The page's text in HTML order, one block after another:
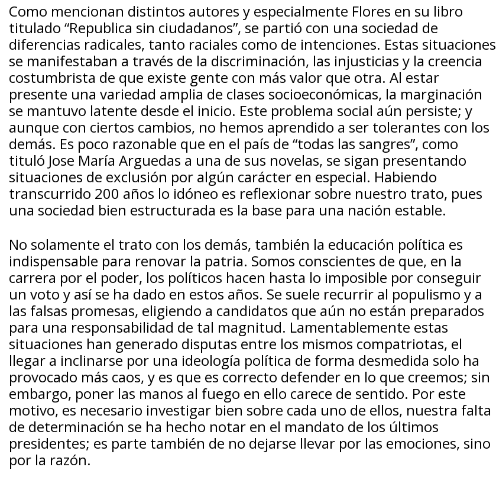
Como mencionan distintos autores y especialmente Flores en su libro
titulado “Republica sin ciudadanos”, se partió con una sociedad de
diferencias radicales, tanto raciales como de intenciones. Estas situaciones
se manifestaban a través de la discriminación, las injusticias y la creencia
costumbrista de que existe gente con más valor que otra. Al estar
presente una variedad amplia de clases socioeconómicas, la marginación
se mantuvo latente desde el inicio. Este problema social aún persiste; y
aunque con ciertos cambios, no hemos aprendido a ser tolerantes con los
demás. Es poco razonable que en el país de “todas las sangres”, como
tituló Jose María Arguedas a una de sus novelas, se sigan presentando
situaciones de exclusión por algún carácter en especial. Habiendo
transcurrido 200 años lo idóneo es reflexionar sobre nuestro trato, pues
una sociedad bien estructurada es la base para una nación estable.
No solamente el trato con los demás, también la educación política es
indispensable para renovar la patria. Somos conscientes de que, en la
carrera por el poder, los políticos hacen hasta lo imposible por conseguir
un voto y así se ha dado en estos años. Se suele recurrir al populismo y a
las falsas promesas, eligiendo a candidatos que aún no están preparados
para una responsabilidad de tal magnitud. Lamentablemente estas
situaciones han generado disputas entre los mismos compatriotas, el
llegar a inclinarse por una ideología política de forma desmedida solo ha
provocado más caos, y es que es correcto defender en lo que creemos; sin
embargo, poner las manos al fuego en ello carece de sentido. Por este
motivo, es necesario investigar bien sobre cada uno de ellos, nuestra falta
de determinación se ha hecho notar en el mandato de los últimos
presidentes; es parte también de no dejarse llevar por las emociones, sino
por la razón.